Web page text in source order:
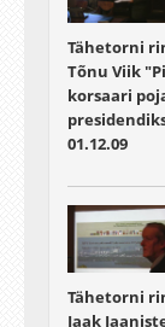
Tähetorni
Tõnu Viik
korsaari
01.12.09
Tähetorni
Jaak